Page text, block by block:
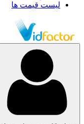
لیست قیمت ها